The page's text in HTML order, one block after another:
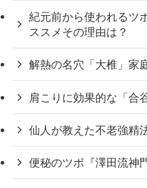
紀元前から使われるツ
ススメその理由は？
解熱の名穴「大椎」家
肩こりに効果的な「合
仙人が教えた不老強精
便秘のツボ『澤田流神